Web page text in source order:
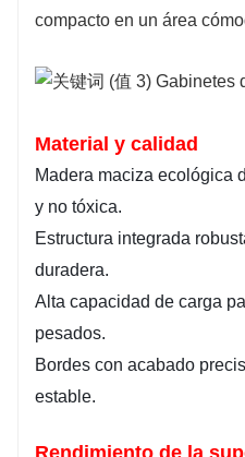
compacto en un área
Material y calidad
Madera maciza ecológica
y no tóxica.
Estructura integrada
duradera.
Alta capacidad de carga
pesados.
Bordes con acabado
estable.